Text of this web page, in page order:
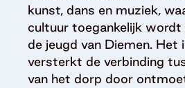
kunst, dans en muziek,
cultuur toegankelijk
de jeugd van Diemen. Het
versterkt de verbinding
van het dorp door